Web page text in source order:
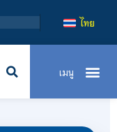
ไทย